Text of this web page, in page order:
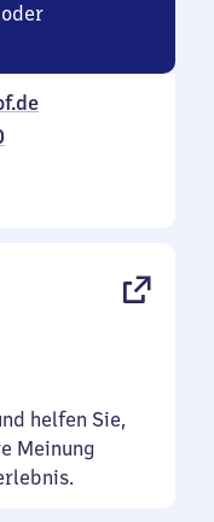
helfen Sie,
Meinung